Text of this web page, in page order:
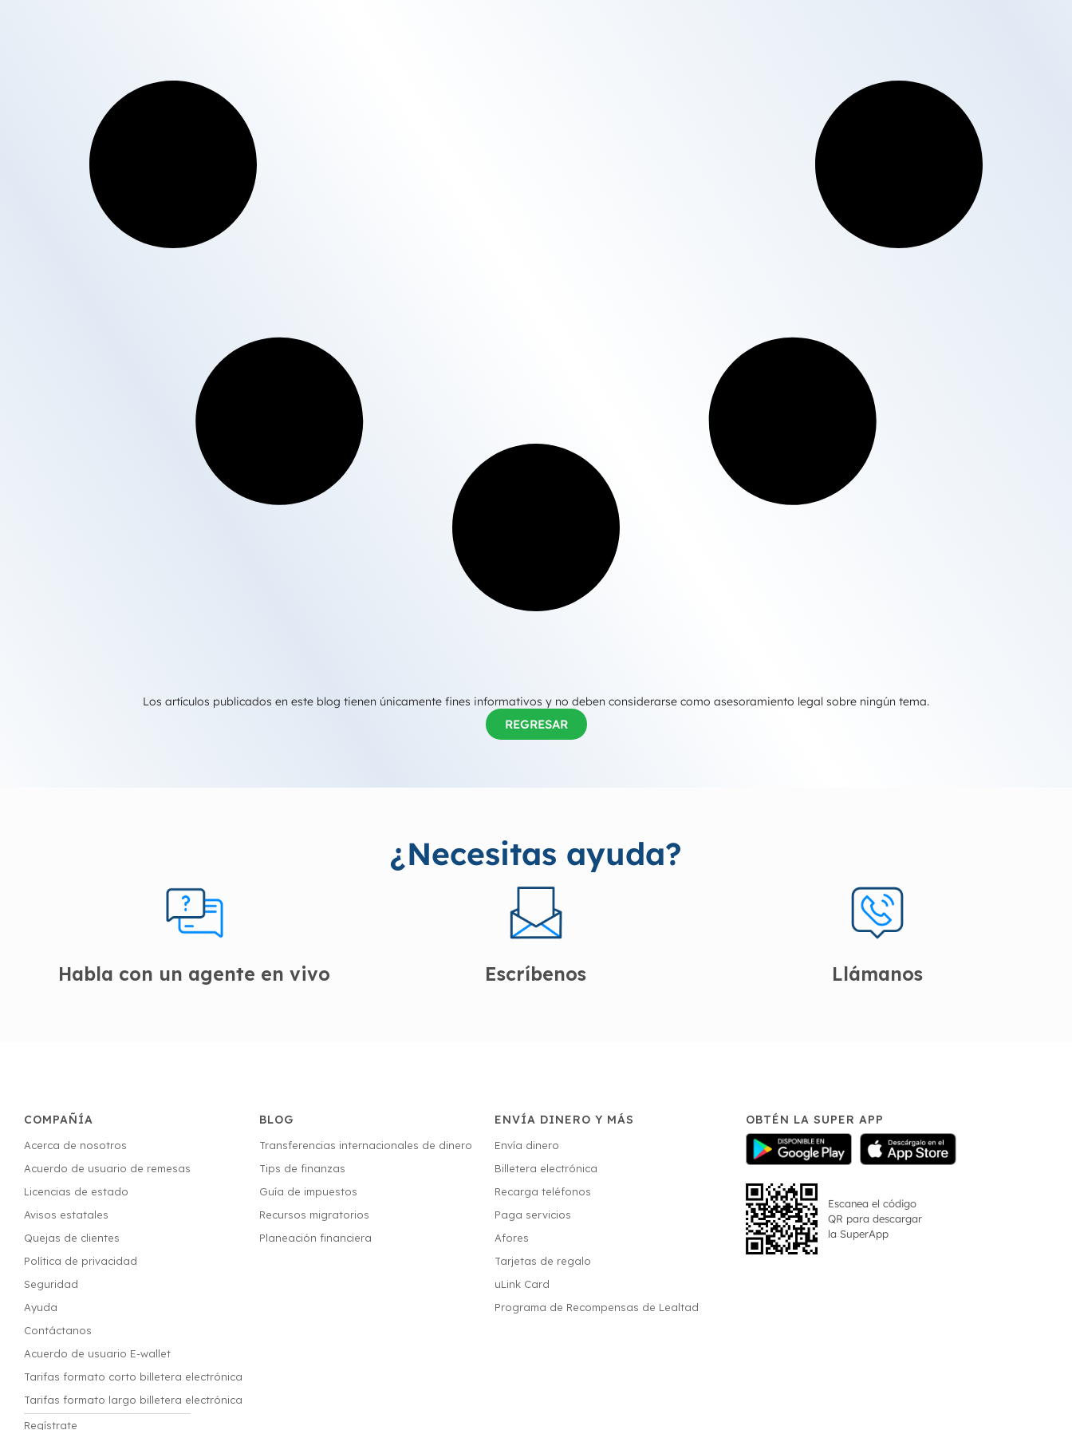
Los artículos publicados en este blog tienen únicamente fines informativos y no deben considerarse como asesoramiento legal sobre ningún tema.
REGRESAR
¿Necesitas ayuda?
Habla con un agente en vivo Escríbenos Llámanos
COMPAÑÍA
Acerca de nosotros
Acuerdo de usuario de remesas
Licencias de estado
Avisos estatales
Quejas de clientes
Política de privacidad
Seguridad
Ayuda
Contáctanos
Acuerdo de usuario E-wallet
Tarifas formato corto billetera electrónica
Tarifas formato largo billetera electrónica
Regístrate
BLOG
Transferencias internacionales de dinero
Tips de finanzas
Guía de impuestos
Recursos migratorios
Planeación financiera
ENVÍA DINERO Y MÁS
Envía dinero
Billetera electrónica
Recarga teléfonos
Paga servicios
Afores
Tarjetas de regalo
uLink Card
Programa de Recompensas de Lealtad
OBTÉN LA SUPER APP
Escanea el código
QR para descargar
la SuperApp